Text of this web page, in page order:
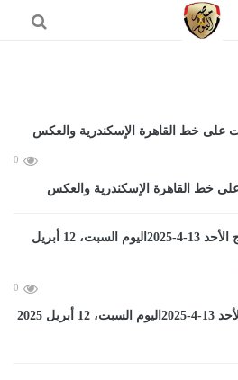
0
خط القاهرة الإسكندرية والعكس
0
حظك اليوم.. توقعات الابراج الأحد 13-4-2025اليوم السبت، 12 أبريل 2025